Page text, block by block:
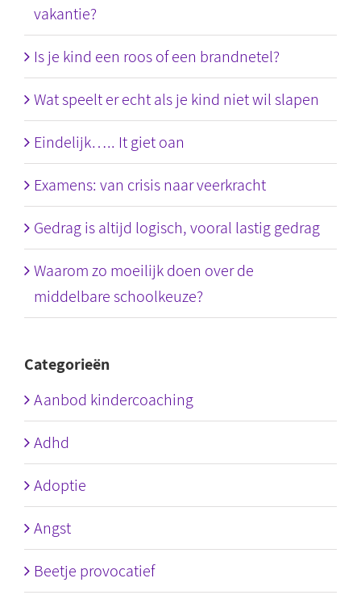
vakantie?
Is je kind een roos of een brandnetel?
Wat speelt er echt als je kind niet wil slapen
Eindelijk….. It giet oan
Examens: van crisis naar veerkracht
Gedrag is altijd logisch, vooral lastig gedrag
Waarom zo moeilijk doen over de
middelbare schoolkeuze?
Categorieën
Aanbod kindercoaching
Adhd
Adoptie
Angst
Beetje provocatief